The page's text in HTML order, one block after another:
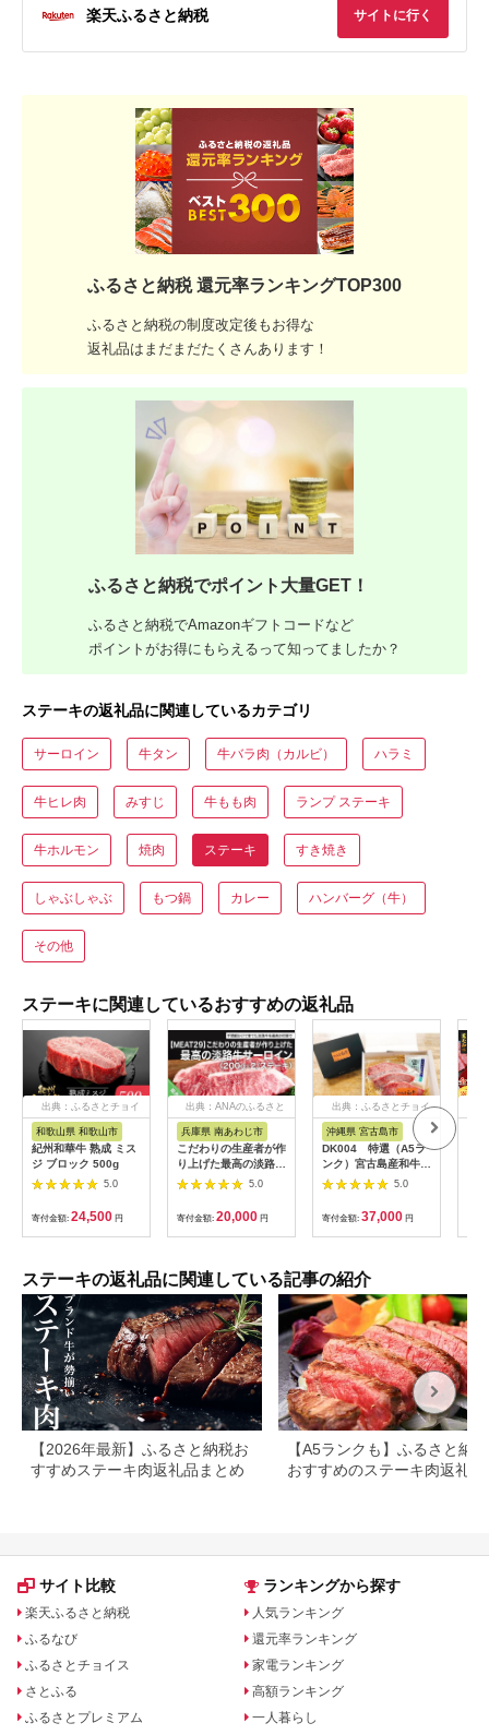
楽天ふるさと納税 サイトに行く
ふるさと納税 還元率ランキングTOP300
ふるさと納税の制度改定後もお得な
返礼品はまだまだたくさんあります！
ふるさと納税でポイント大量GET！
ふるさと納税でAmazonギフトコードなど
ポイントがお得にもらえるって知ってましたか？
ステーキの返礼品に関連しているカテゴリ
サーロイン 牛タン 牛バラ肉（カルビ） ハラミ
牛ヒレ肉 みすじ 牛もも肉 ランプ ステーキ
牛ホルモン 焼肉 ステーキ すき焼き
しゃぶしゃぶ もつ鍋 カレー ハンバーグ（牛）
その他
ステーキに関連しているおすすめの返礼品
出典：ふるさとチョイ
和歌山県 和歌山市
紀州和華牛 熟成 ミス
ジ ブロック 500g
5.0
寄付金額: 24,500 円
出典：ANAのふるさと
納税
兵庫県 南あわじ市
こだわりの生産者が作
り上げた最高の淡路牛
サーロイン
200g×2（ステーキ）
5.0
寄付金額: 20,000 円
出典：ふるさとチョイ
沖縄県 宮古島市
DK004 特選（A5ラ
ンク）宮古島産和牛ミ
スジステーキセット
｜沖縄 宮古島 ふるさ
と納税 おすすめ 人気
肉 母の日 ギフト
5.0
寄付金額: 37,000 円
ステーキの返礼品に関連している記事の紹介
【2026年最新】ふるさと納税お
すすめステーキ肉返礼品まとめ
【A5ランクも】ふるさと納
おすすめのステーキ肉返礼品
サイト比較
楽天ふるさと納税
ふるなび
ふるさとチョイス
さとふる
ふるさとプレミアム
ランキングから探す
人気ランキング
還元率ランキング
家電ランキング
高額ランキング
一人暮らし